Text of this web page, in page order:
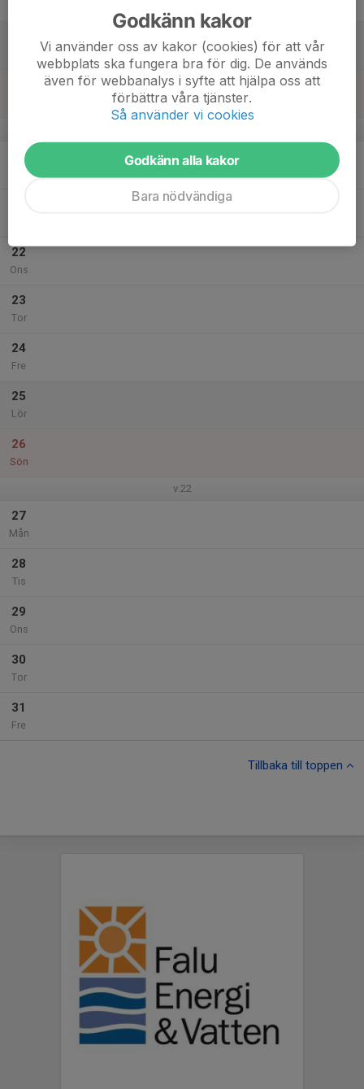
20
Mån
22
Ons
23
Tor
24
Fre
25
Lör
26
Sön
v.22
27
Mån
28
Tis
29
Ons
30
Tor
31
Fre
Tillbaka till toppen
Godkänn kakor
Vi använder oss av kakor (cookies) för att vår
webbplats ska fungera bra för dig. De används
även för webbanalys i syfte att hjälpa oss att
förbättra våra tjänster.
Så använder vi cookies
Godkänn alla kakor
Bara nödvändiga